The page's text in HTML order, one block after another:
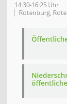
14:30-16:25 Uhr
Rotenburg,